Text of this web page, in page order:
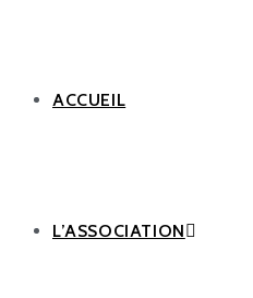
ACCUEIL
L’ASSOCIATION